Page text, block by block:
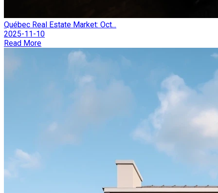
Québec Real Estate Market: Oct...
2025-11-10
Read More